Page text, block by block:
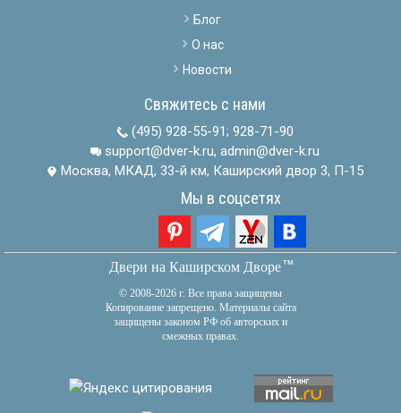
Блог
О нас
Новости
Свяжитесь с нами
(495) 928-55-91; 928-71-90
support@dver-k.ru, admin@dver-k.ru
Москва, МКАД, 33-й км, Каширский двор 3, П-15
Мы в соцсетях
Двери на Каширском Дворетм
© 2008-2026 г. Все права защищены
Копирование запрещено. Материалы сайта
защищены законом РФ об авторских и
смежных правах.